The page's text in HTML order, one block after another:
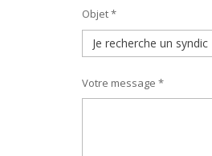
Objet *
Votre message *